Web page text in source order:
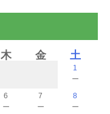
木 金 土
1
－
6
－
7
－
8
－